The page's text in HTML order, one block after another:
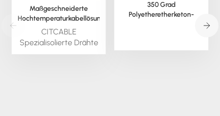
Maßgeschneiderte
Hochtemperaturkabellösungen
für anspruchsvolle
Herausforderungen
CITCABLE
Spezialisolierte Drähte
sind kundenspezifisch
350 Grad
Polyetheretherketon-